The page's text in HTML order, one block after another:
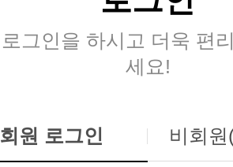
세요!
회원 로그인 비회